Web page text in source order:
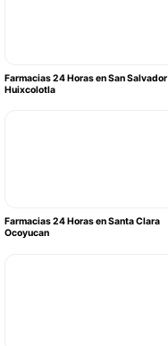
Farmacias 24 Horas en San Salvador
Huixcolotla
Farmacias 24 Horas en Santa Clara
Ocoyucan